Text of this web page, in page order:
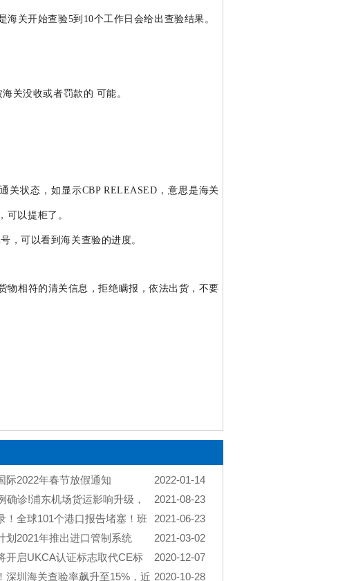
关开始查验5到10个工作日会给出查验结果。
关没收或者罚款的 可能。
关状态，如显示CBP RELEASED，意思是海关
可以提柜了。
，可以看到海关查验的进度。
物相符的清关信息，拒绝瞒报，依法出货，不要
2022-01-14
际2022年春节放假通知
2021-08-23
确诊!浦东机场货运影响升级，
造成浦东机场的货物积压，造成运价进一步上
2021-06-23
！全球101个港口报告堵塞！班
延，304艘船排队等候泊位！
2021-03-02
划2021年推出进口管制系统
建议更新IT系统和调整业务流程
2020-12-07
开启UKCA认证标志取代CE标
2020-10-28
深圳海关查验率飙升至15%，近